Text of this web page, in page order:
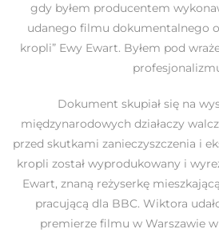
gdy byłem producentem
udanego filmu dokumentalnego
kropli” Ewy Ewart. Byłem pod
Dokument skupiał się na
międzynarodowych działaczy
przed skutkami zanieczyszczenia i
kropli został wyprodukowany i
Ewart, znaną reżyserkę
pracującą dla BBC. Wiktora
premierze filmu w Warszawie